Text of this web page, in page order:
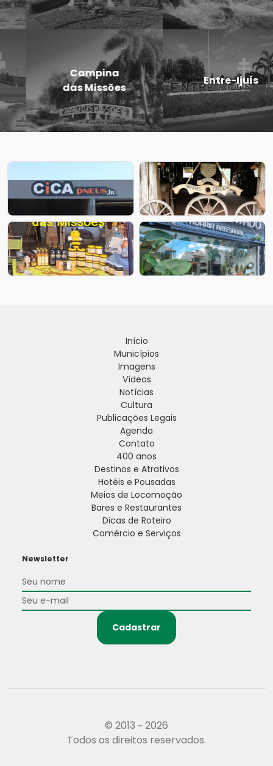
Entre-Ijuís
Eugênio de
Castro
Início
Municípios
Imagens
Vídeos
Notícias
Cultura
Publicações Legais
Agenda
Contato
400 anos
Destinos e Atrativos
Hotéis e Pousadas
Meios de Locomoção
Bares e Restaurantes
Dicas de Roteiro
Comércio e Serviços
Newsletter
Cadastrar
© 2013 ~ 2026
Todos os direitos reservados.